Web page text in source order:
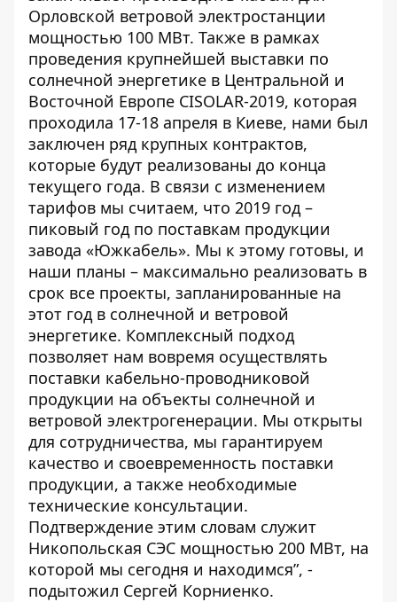
Орловской ветровой электростанции
мощностью 100 МВт. Также в рамках
проведения крупнейшей выставки по
солнечной энергетике в Центральной и
Восточной Европе CISOLAR-2019, которая
проходила 17-18 апреля в Киеве, нами был
заключен ряд крупных контрактов,
которые будут реализованы до конца
текущего года. В связи с изменением
тарифов мы считаем, что 2019 год –
пиковый год по поставкам продукции
завода «Южкабель». Мы к этому готовы, и
наши планы – максимально реализовать в
срок все проекты, запланированные на
этот год в солнечной и ветровой
энергетике. Комплексный подход
позволяет нам вовремя осуществлять
поставки кабельно-проводниковой
продукции на объекты солнечной и
ветровой электрогенерации. Мы открыты
для сотрудничества, мы гарантируем
качество и своевременность поставки
продукции, а также необходимые
технические консультации.
Подтверждение этим словам служит
Никопольская СЭС мощностью 200 МВт, на
которой мы сегодня и находимся”, -
подытожил Сергей Корниенко.